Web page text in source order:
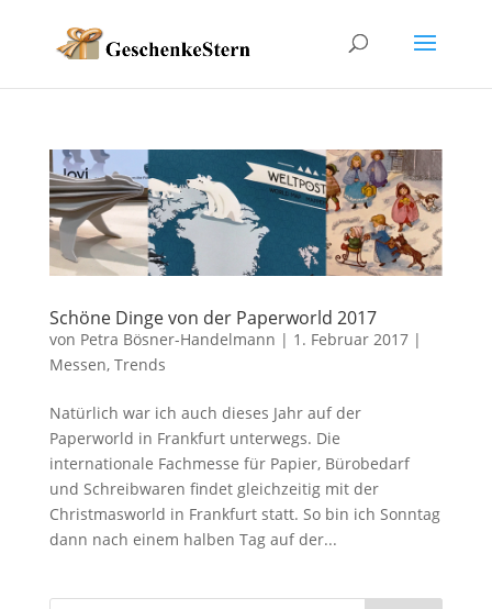
Schöne Dinge von der Paperworld 2017
von Petra Bösner-Handelmann | 1. Februar 2017|
Messen, Trends
Natürlich war ich auch dieses Jahr auf der
Paperworld in Frankfurt unterwegs. Die
internationale Fachmesse für Papier, Bürobedarf
und Schreibwaren findet gleichzeitig mit der
Christmasworld in Frankfurt statt. So bin ich Sonntag
dann nach einem halben Tag auf der...